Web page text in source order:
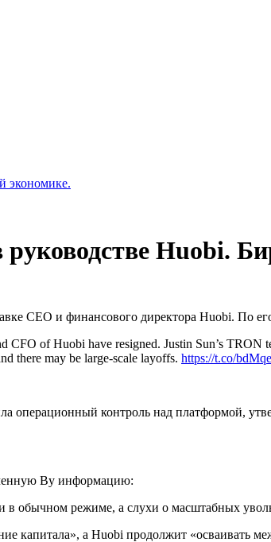
экономике.
Huobi.
CEO и финансового директора Huobi. По
of Huobi have resigned. Justin Sun’s TRON
there may be large-scale layoffs. https://t.co/
операционный контроль над платформой,
Ву информацию:
обычном режиме, а слухи о масштабных
капитала», а Huobi продолжит «осваивать